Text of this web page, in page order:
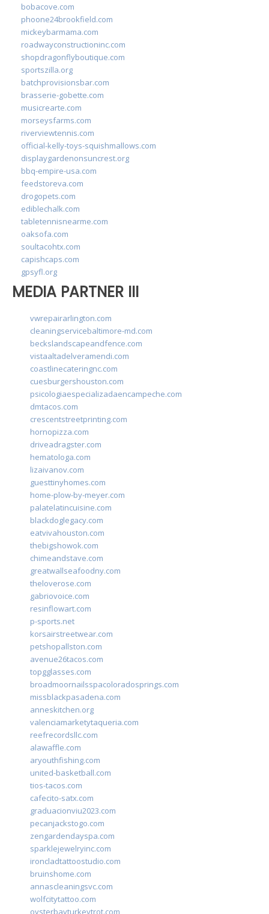
bobacove.com
phoone24brookfield.com
mickeybarmama.com
roadwayconstructioninc.com
shopdragonflyboutique.com
sportszilla.org
batchprovisionsbar.com
brasserie-gobette.com
musicrearte.com
morseysfarms.com
riverviewtennis.com
official-kelly-toys-squishmallows.com
displaygardenonsuncrest.org
bbq-empire-usa.com
feedstoreva.com
drogopets.com
ediblechalk.com
tabletennisnearme.com
oaksofa.com
soultacohtx.com
capishcaps.com
gpsyfl.org
MEDIA PARTNER III
vwrepairarlington.com
cleaningservicebaltimore-md.com
beckslandscapeandfence.com
vistaaltadelveramendi.com
coastlinecateringnc.com
cuesburgershouston.com
psicologiaespecializadaencampeche.com
dmtacos.com
crescentstreetprinting.com
hornopizza.com
driveadragster.com
hematologa.com
lizaivanov.com
guesttinyhomes.com
home-plow-by-meyer.com
palatelatincuisine.com
blackdoglegacy.com
eatvivahouston.com
thebigshowok.com
chimeandstave.com
greatwallseafoodny.com
theloverose.com
gabriovoice.com
resinflowart.com
p-sports.net
korsairstreetwear.com
petshopallston.com
avenue26tacos.com
topgglasses.com
broadmoornailsspacoloradosprings.com
missblackpasadena.com
anneskitchen.org
valenciamarketytaqueria.com
reefrecordsllc.com
alawaffle.com
aryouthfishing.com
united-basketball.com
tios-tacos.com
cafecito-satx.com
graduacionviu2023.com
pecanjackstogo.com
zengardendayspa.com
sparklejewelryinc.com
ironcladtattoostudio.com
bruinshome.com
annascleaningsvc.com
wolfcitytattoo.com
oysterbayturkeytrot.com